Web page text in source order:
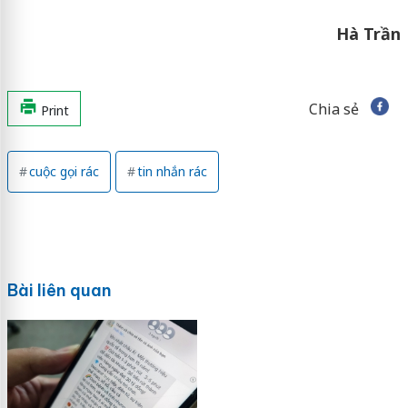
Hà Trần
Print Chia sẻ
cuộc gọi rác tin nhắn rác
Bài liên quan